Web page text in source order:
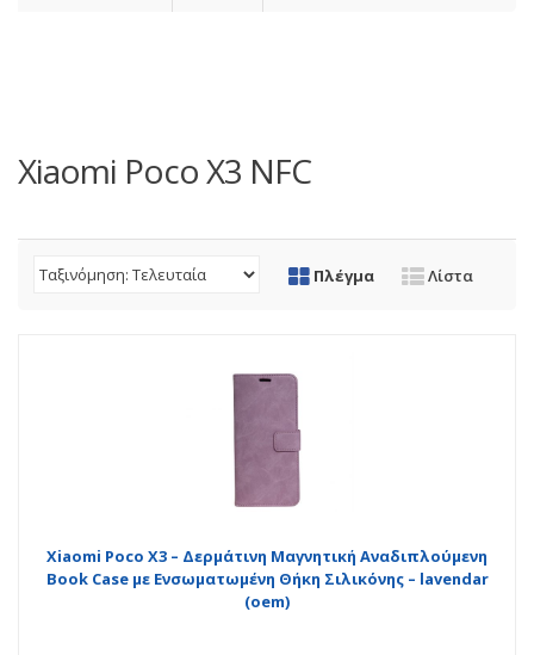
Xiaomi Poco X3 NFC
Πλέγμα Λίστα
Xiaomi Poco X3 – Δερμάτινη Μαγνητική Αναδιπλούμενη
Book Case με Ενσωματωμένη Θήκη Σιλικόνης – lavendar
(oem)